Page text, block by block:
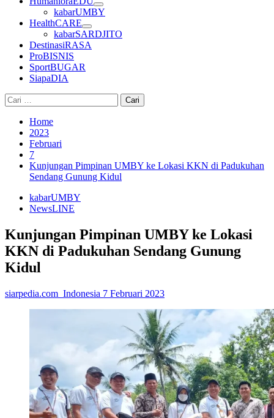
kabarUMBY
HealthCARE
kabarSARDJITO
DestinasiRASA
ProBISNIS
SportBUGAR
SiapaDIA
Cari
untuk:
Home
2023
Februari
7
Kunjungan Pimpinan UMBY ke Lokasi KKN di Padukuhan
Sendang Gunung Kidul
kabarUMBY
NewsLINE
Kunjungan Pimpinan UMBY ke Lokasi
KKN di Padukuhan Sendang Gunung
Kidul
siarpedia.com_Indonesia 7 Februari 2023